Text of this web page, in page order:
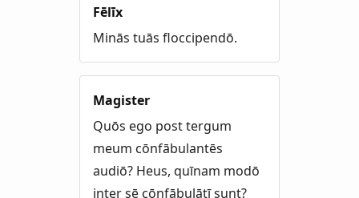
Fēlīx
Minās tuās floccipendō.
Magister
Quōs ego post tergum
meum cōnfābulantēs
audiō? Heus, quīnam modō
inter sē cōnfābulātī sunt?